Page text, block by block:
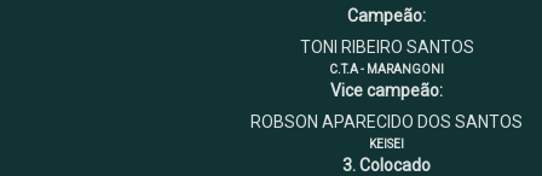
Campeão:
TONI RIBEIRO SANTOS
C.T.A - MARANGONI
Vice campeão:
ROBSON APARECIDO DOS SANTOS
KEISEI
3. Colocado